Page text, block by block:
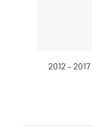
2012 – 2017